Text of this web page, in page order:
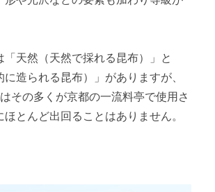
「天然（天然で採れる昆布）」と
に造られる昆布）」がありますが、
その多くが京都の一流料亭で使用さ
ほとんど出回ることはありません。